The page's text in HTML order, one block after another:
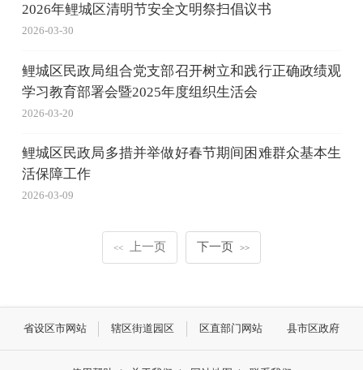
2026年鲤城区清明节安全文明祭扫倡议书
2026-03-30
鲤城区民政局组合党支部召开树立和践行正确政绩观
学习教育部署会暨2025年度组织生活会
2026-03-20
鲤城区民政局多措并举做好春节期间困难群众基本生
活保障工作
2026-03-09
<< 上一页 下一页 >>
省设区市网站 辖区街道园区 区直部门网站 县市区政府